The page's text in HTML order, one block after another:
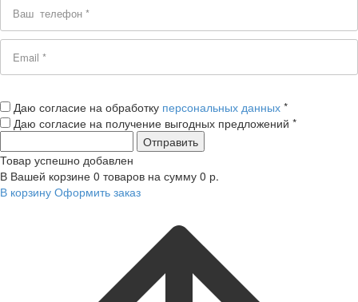
Даю согласие на обработку персональных данных *
Даю согласие на получение выгодных предложений *
Товар успешно добавлен
В Вашей корзине 0 товаров на сумму 0 р.
В корзину Оформить заказ